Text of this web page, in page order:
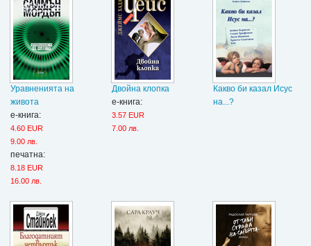
Уравненията на
живота
е-книга:
4.60 EUR
9.00 лв.
печатна:
8.18 EUR
16.00 лв.
Двойна клопка
е-книга:
3.57 EUR
7.00 лв.
Какво би казал Исус
на...?